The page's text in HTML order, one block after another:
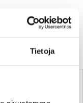
Tietoja